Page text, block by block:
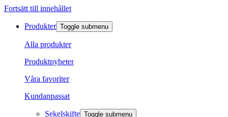
Fortsätt till innehållet
Produkter Toggle submenu
Alla produkter
Produktnyheter
Våra favoriter
Kundanpassat
Sekelskifte Toggle submenu